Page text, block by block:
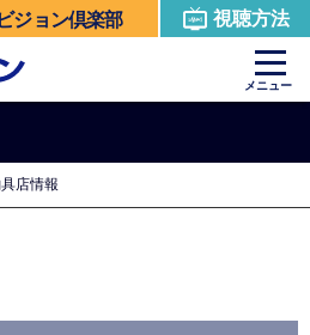
ジョン倶楽部 視聴方法
メニュー
店情報